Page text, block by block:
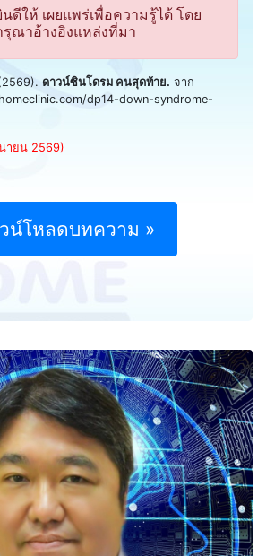
ดีให้ เผยแพร่เพื่อความรู้ได้ โดย
รุณาอ้างอิงแหล่งที่มา
ดาวน์ซินโดรม คนสุดท้าย. จาก
dp14-down-syndrome-
ายน 2569)
น์โหลดบทความ »